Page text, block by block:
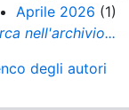
Aprile 2026 (1)
nell'archivio...
degli autori